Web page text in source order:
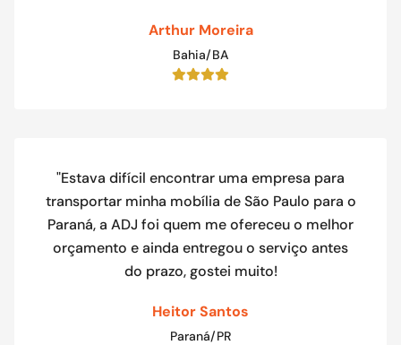
Arthur Moreira
Bahia/BA
"Estava difícil encontrar uma empresa para
transportar minha mobília de São Paulo para o
Paraná, a ADJ foi quem me ofereceu o melhor
orçamento e ainda entregou o serviço antes
do prazo, gostei muito!
Heitor Santos
Paraná/PR